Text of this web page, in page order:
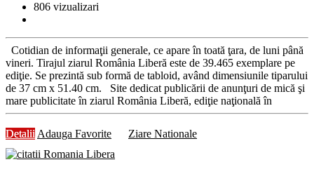
806 vizualizari
Cotidian de informaţii generale, ce apare în toată ţara, de luni până
vineri. Tirajul ziarul România Liberă este de 39.465 exemplare pe
ediţie. Se prezintă sub formă de tabloid, având dimensiunile tiparului
de 37 cm x 51.40 cm. Site dedicat publicării de anunţuri de mică şi
mare publicitate în ziarul România Liberă, ediţie naţională în
DetaliiAdauga Favorite Ziare Nationale